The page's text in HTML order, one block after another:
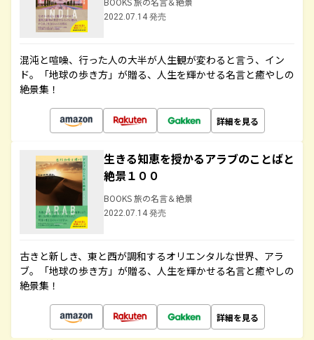
2022.07.14 発売
混沌と喧噪、行った人の大半が人生観が変わると言う、イン
ド。「地球の歩き方」が贈る、人生を輝かせる名言と癒やしの
絶景集！
詳細を見る
生きる知恵を授かるアラブのことばと
絶景１００
BOOKS 旅の名言＆絶景
2022.07.14 発売
古きと新しき、東と西が調和するオリエンタルな世界、アラ
ブ。「地球の歩き方」が贈る、人生を輝かせる名言と癒やしの
絶景集！
詳細を見る